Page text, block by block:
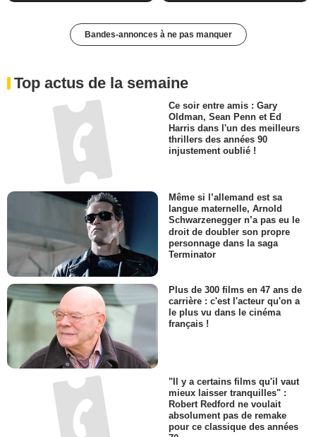
Bandes-annonces à ne pas manquer
Top actus de la semaine
Ce soir entre amis : Gary
Oldman, Sean Penn et Ed
Harris dans l'un des meilleurs
thrillers des années 90
injustement oublié !
Même si l’allemand est sa
langue maternelle, Arnold
Schwarzenegger n’a pas eu le
droit de doubler son propre
personnage dans la saga
Terminator
Plus de 300 films en 47 ans de
carrière : c'est l'acteur qu'on a
le plus vu dans le cinéma
français !
"Il y a certains films qu'il vaut
mieux laisser tranquilles" :
Robert Redford ne voulait
absolument pas de remake
pour ce classique des années